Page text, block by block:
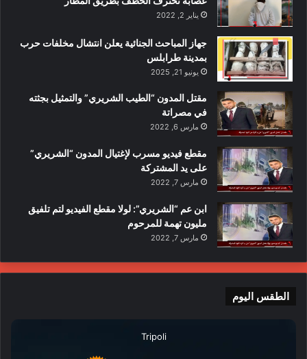
يناير 2, 2022
جهاز المباحث الجنائية يعلن انتشال مخلفات حرب
بمدينة طرابلس
يونيو 21, 2025
مقتل المدون “الطيب الشريري” والتمثيل بجثته
في مصراتة
مارس 6, 2022
مقطع فيديو مسرب لإغتيال المدون “الشريري”
على يد المشتركة
مارس 7, 2022
ابن عم “الشريري”: لولا مقطع الفيديو لتم تلفيق
مليون تهمة للمرحوم
مارس 7, 2022
الطقس اليوم
Tripoli